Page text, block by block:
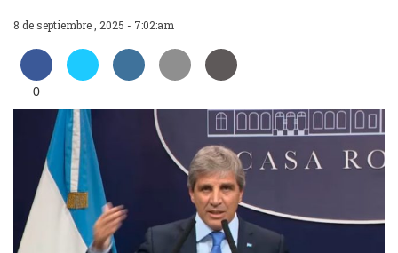
8 de septiembre , 2025 - 7:02:am
0